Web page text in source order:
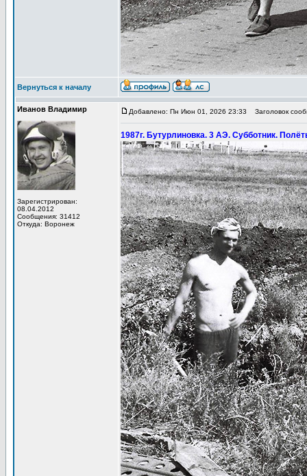
Вернуться к началу
Иванов Владимир
Зарегистрирован:
08.04.2012
Сообщения: 31412
Откуда: Воронеж
Добавлено: Пн Июн 01, 2026 23:33 Заголовок
1987г. Бутурлиновка. 3 АЭ. Субботник.